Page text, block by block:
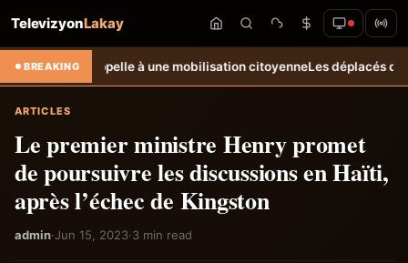
TelevizyonLakay
BREAKING
et appelle à une mobilisation citoyenneLes déplacés de
ARTICLES
Le premier ministre Henry promet
de poursuivre les discussions en Haïti,
après l’échec de Kingston
admin·Jun 15, 2023·3 min read